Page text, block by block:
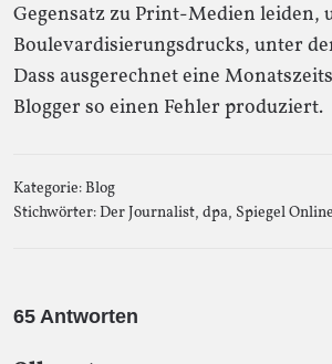
Gegensatz zu Print-Medien
Boulevardisierungsdrucks, unter
Dass ausgerechnet eine
Blogger so einen Fehler produziert.
Kategorie:Blog
Stichwörter:Der Journalist, dpa, Spiegel Online
65 Antworten